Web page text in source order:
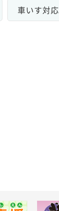
車いす対応